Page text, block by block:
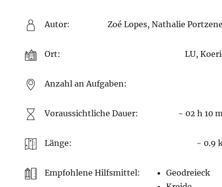
Autor: Zoé Lopes, Nathalie
Ort: LU,
Anzahl an Aufgaben:
Voraussichtliche Dauer: ~ 02 h 10
Länge: ~ 0.9
Empfohlene Hilfsmittel:
Geodreieck